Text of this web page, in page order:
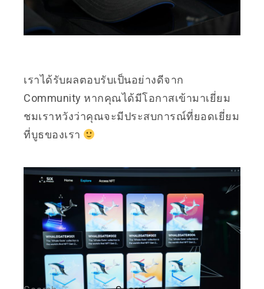
เราได้รับผลตอบรับเป็นอย่างดีจาก
Community หากคุณได้มีโอกาสเข้ามาเยี่ยม
ชมเราหวังว่าคุณจะมีประสบการณ์ที่ยอดเยี่ยม
ที่บูธของเรา